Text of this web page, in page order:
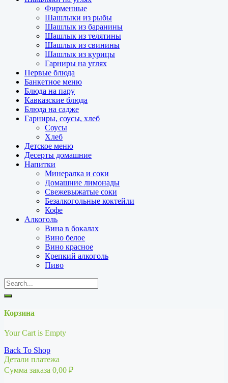
Фирменные
Шашлыки из рыбы
Шашлык из баранины
Шашлык из телятины
Шашлык из свинины
Шашлык из курицы
Гарниры на углях
Первые блюда
Банкетное меню
Блюда на пару
Кавказские блюда
Блюда на садже
Гарниры, соусы, хлеб
Соусы
Хлеб
Детское меню
Десерты домашние
Напитки
Минералка и соки
Домашние лимонады
Свежевыжатые соки
Безалкогольные коктейли
Кофе
Алкоголь
Вина в бокалах
Вино белое
Вино красное
Крепкий алкоголь
Пиво
Корзина
Your Cart is Empty
Back To Shop
Детали платежа
Сумма заказа 0,00 ₽